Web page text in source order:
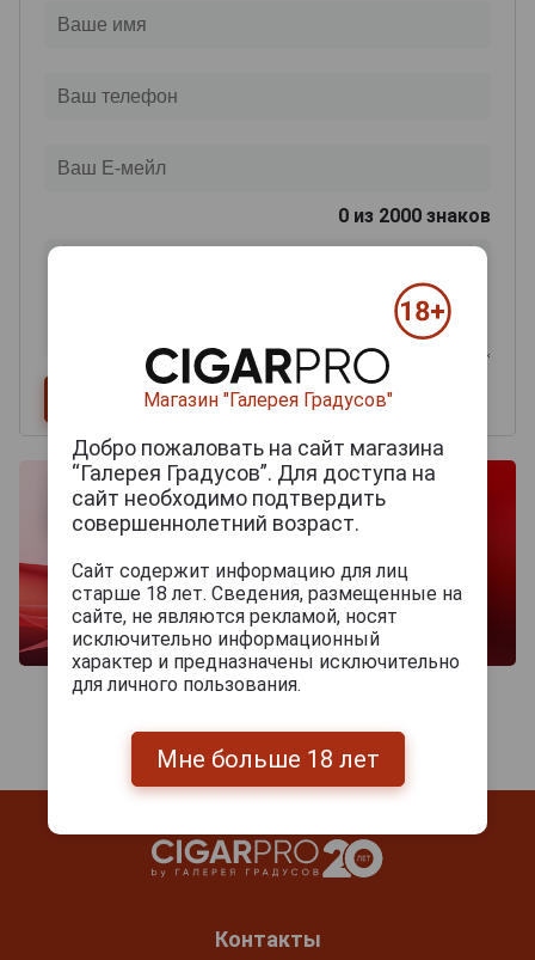
0 из 2000 знаков
Контакты
Магазин "Галерея Градусов"
Добро пожаловать на сайт магазина
“Галерея Градусов”. Для доступа на
сайт необходимо подтвердить
совершеннолетний возраст.
Сайт содержит информацию для лиц
старше 18 лет. Сведения, размещенные на
сайте, не являются рекламой, носят
исключительно информационный
характер и предназначены исключительно
для личного пользования.
Мне больше 18 лет